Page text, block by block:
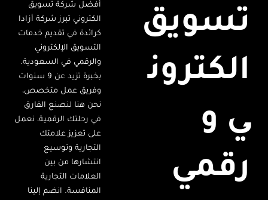
تسويق
الكترون
ي و
رقمي
أفضل شركة تسويق
الكتروني تبرز شركة أزادا
كرائدة في تقديم خدمات
التسويق الإلكتروني
والرقمي في السعودية.
بخبرة تزيد عن 9 سنوات
وفريق عمل متخصص،
نحن هنا لنصنع الفارق
في رحلتك الرقمية، نعمل
على تعزيز علامتك
التجارية وتوسيع
انتشارها من بين
العلامات التجارية
المنافسة. انضم إلينا